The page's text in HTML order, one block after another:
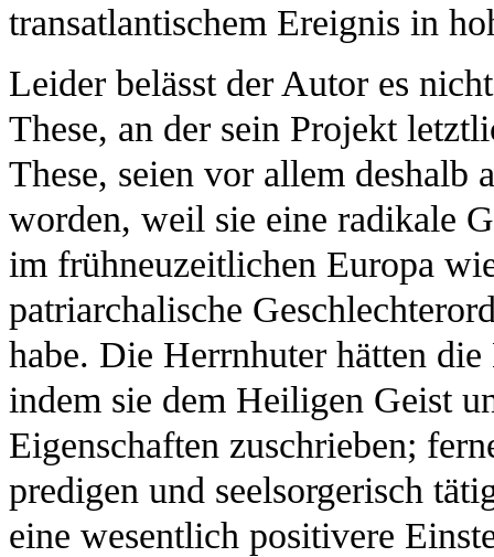
transatlantischem Ereignis in
Leider belässt der Autor es
These, an der sein Projekt
These, seien vor allem deshalb
worden, weil sie eine radikale
im frühneuzeitlichen Europa
patriarchalische
habe. Die Herrnhuter hätten
indem sie dem Heiligen Geist
Eigenschaften zuschrieben;
predigen und seelsorgerisch
eine wesentlich positivere